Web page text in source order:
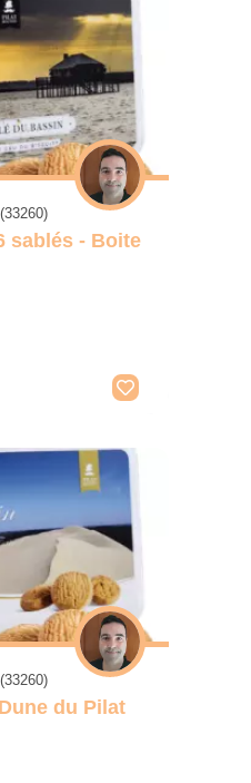
sablés - Boite
du Pilat